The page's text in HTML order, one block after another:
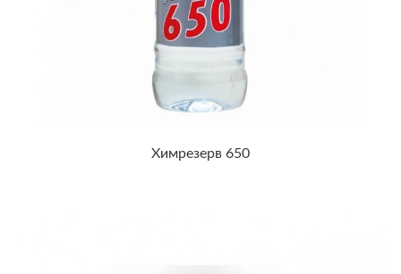
Химрезерв 650